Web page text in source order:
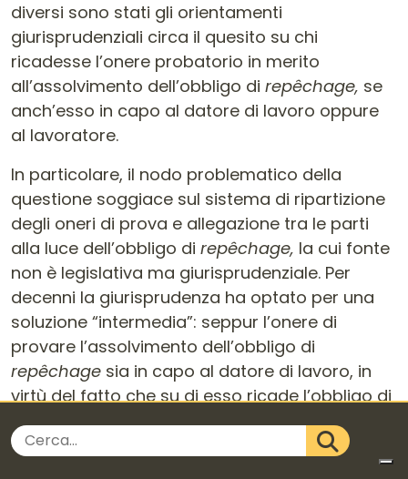
diversi sono stati gli orientamenti
giurisprudenziali circa il quesito su chi
ricadesse l’onere probatorio in merito
all’assolvimento dell’obbligo di repêchage, se
anch’esso in capo al datore di lavoro oppure
al lavoratore.
In particolare, il nodo problematico della
questione soggiace sul sistema di ripartizione
degli oneri di prova e allegazione tra le parti
alla luce dell’obbligo di repêchage, la cui fonte
non è legislativa ma giurisprudenziale. Per
decenni la giurisprudenza ha optato per una
soluzione “intermedia”: seppur l’onere di
provare l’assolvimento dell’obbligo di
repêchage sia in capo al datore di lavoro, in
virtù del fatto che su di esso ricade l’obbligo di
dimostrare la sussistenza del giustificato
motivo oggettivo di licenziamento, il lavoratore
Cerca nel sito
CERCA